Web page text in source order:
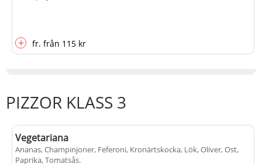
+ fr. från 115 kr
PIZZOR KLASS 3
Vegetariana
Ananas, Champinjoner, Feferoni, Kronärtskocka, Lök, Oliver, Ost,
Paprika, Tomatsås.